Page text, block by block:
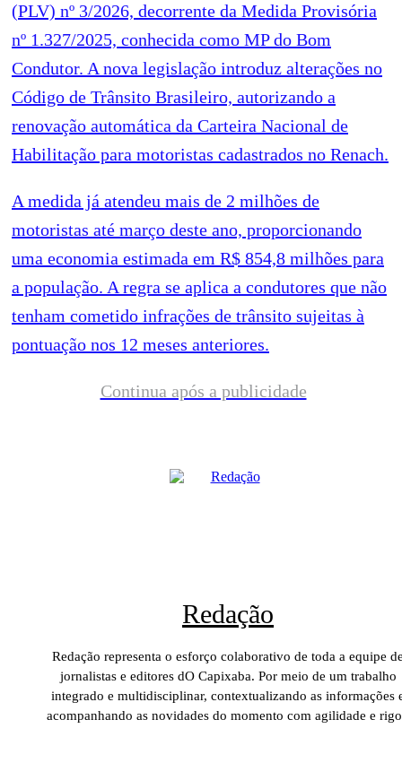
(PLV) nº 3/2026, decorrente da Medida Provisória
nº 1.327/2025, conhecida como MP do Bom
Condutor. A nova legislação introduz alterações no
Código de Trânsito Brasileiro, autorizando a
renovação automática da Carteira Nacional de
Habilitação para motoristas cadastrados no Renach.
A medida já atendeu mais de 2 milhões de
motoristas até março deste ano, proporcionando
uma economia estimada em R$ 854,8 milhões para
a população. A regra se aplica a condutores que não
tenham cometido infrações de trânsito sujeitas à
pontuação nos 12 meses anteriores.
Continua após a publicidade
Redação
Redação representa o esforço colaborativo de toda a equipe
jornalistas e editores dO Capixaba. Por meio de um trabalho
integrado e multidisciplinar, contextualizando as informações
acompanhando as novidades do momento com agilidade e